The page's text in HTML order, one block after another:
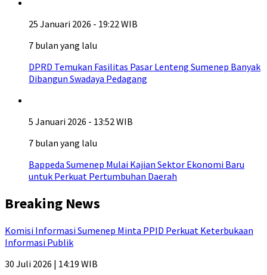
25 Januari 2026 - 19:22 WIB
7 bulan yang lalu
DPRD Temukan Fasilitas Pasar Lenteng Sumenep Banyak
Dibangun Swadaya Pedagang
5 Januari 2026 - 13:52 WIB
7 bulan yang lalu
Bappeda Sumenep Mulai Kajian Sektor Ekonomi Baru
untuk Perkuat Pertumbuhan Daerah
Breaking News
Komisi Informasi Sumenep Minta PPID Perkuat Keterbukaan
Informasi Publik
30 Juli 2026 | 14:19 WIB